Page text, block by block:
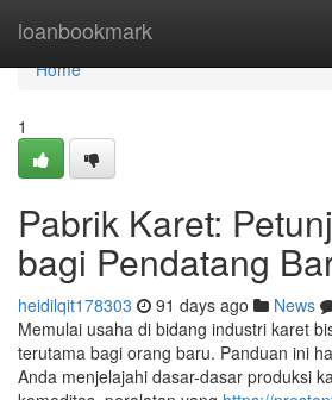
loanbookmark
Home
Home
1
Pabrik Karet:
bagi Pendatang
heidilqit178303 91 days ago News
Memulai usaha di bidang industri karet
terutama bagi orang baru. Panduan ini
Anda menjelajahi dasar-dasar produksi